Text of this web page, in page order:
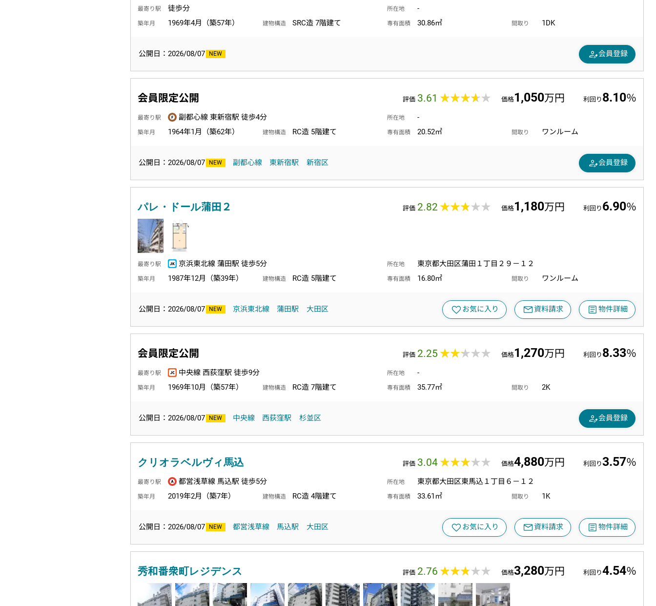
最寄り駅 徒歩分 所在地 -
築年月 1969年4月（築57年） 建物構造 SRC造 7階建て 専有面積 30.86㎡ 間取り 1DK
公開日：2026/08/07 person_edit会員登録
会員限定公開 評価 3.61 ★★★★★
★★★★★ 価格1,050万円 利回り 8.10％
最寄り駅 副都心線 東新宿駅 徒歩4分 所在地 -
築年月 1964年1月（築62年） 建物構造 RC造 5階建て 専有面積 20.52㎡ 間取り ワンルーム
公開日：2026/08/07 副都心線 東新宿駅 新宿区 person_edit会員登録
パレ・ドール蒲田２ 評価 2.82 ★★★★★
★★★★★ 価格1,180万円 利回り 6.90％
最寄り駅 京浜東北線 蒲田駅 徒歩5分 所在地 東京都大田区蒲田１丁目２９－１２
築年月 1987年12月（築39年） 建物構造 RC造 5階建て 専有面積 16.80㎡ 間取り ワンルーム
公開日：2026/08/07 京浜東北線 蒲田駅 大田区 favorite お気に入り mail資料請求 article物件詳細
会員限定公開 評価 2.25 ★★★★★
★★★★★ 価格1,270万円 利回り 8.33％
最寄り駅 中央線 西荻窪駅 徒歩9分 所在地 -
築年月 1969年10月（築57年） 建物構造 RC造 7階建て 専有面積 35.77㎡ 間取り 2K
公開日：2026/08/07 中央線 西荻窪駅 杉並区 person_edit会員登録
クリオラベルヴィ馬込 評価 3.04 ★★★★★
★★★★★ 価格4,880万円 利回り3.57％
最寄り駅 都営浅草線 馬込駅 徒歩5分 所在地 東京都大田区東馬込１丁目６－１２
築年月 2019年2月（築7年） 建物構造 RC造 4階建て 専有面積 33.61㎡ 間取り 1K
公開日：2026/08/07 都営浅草線 馬込駅 大田区 favorite お気に入り mail資料請求 article物件詳細
秀和番衆町レジデンス 評価 2.76 ★★★★★
★★★★★ 価格3,280万円 利回り4.54％